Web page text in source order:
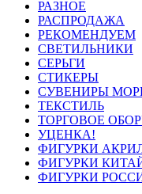
РАЗНОЕ
РАСПРОДАЖА
РЕКОМЕНДУЕМ
СВЕТИЛЬНИКИ
СЕРЬГИ
СТИКЕРЫ
СУВЕНИРЫ
ТЕКСТИЛЬ
ТОРГОВОЕ
УЦЕНКА!
ФИГУРКИ
ФИГУРКИ
ФИГУРКИ